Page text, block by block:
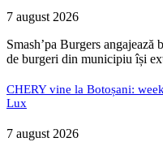
7 august 2026
Smash’pa Burgers
de burgeri din municipiu își
CHERY vine la Botoșani:
Lux
7 august 2026